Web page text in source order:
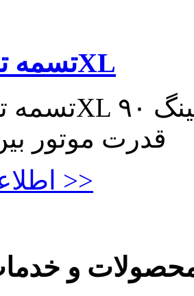
تسمه تایمینگ ۹۰XL
قدرت موتور
اطلاعات بیشتر >>
و